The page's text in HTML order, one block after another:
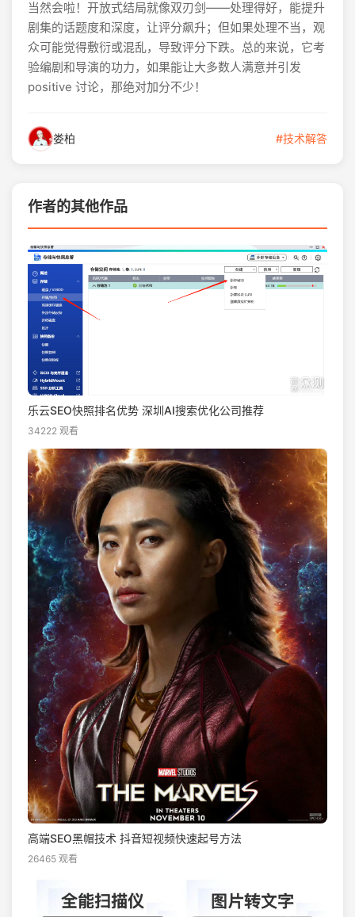
当然会啦！开放式结局就像双刃剑——处理得好，能提升
剧集的话题度和深度，让评分飙升；但如果处理不当，观
众可能觉得敷衍或混乱，导致评分下跌。总的来说，它考
验编剧和导演的功力，如果能让大多数人满意并引发
positive 讨论，那绝对加分不少！
娄柏 #技术解答
作者的其他作品
乐云SEO快照排名优势 深圳AI搜索优化公司推荐
34222 观看
高端SEO黑帽技术 抖音短视频快速起号方法
26465 观看